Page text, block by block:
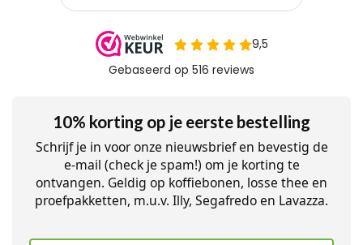
10% korting op je eerste bestelling
Schrijf je in voor onze nieuwsbrief en bevestig de
e-mail (check je spam!) om je korting te
ontvangen. Geldig op koffiebonen, losse thee en
proefpakketten, m.u.v. Illy, Segafredo en Lavazza.